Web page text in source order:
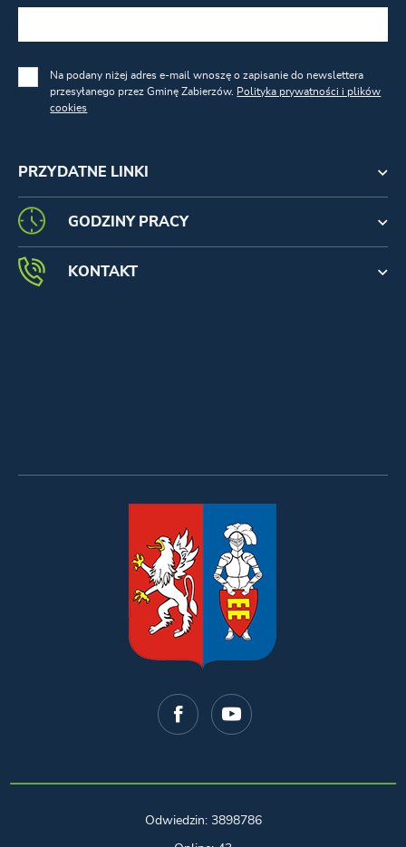
PRZYDATNE LINKI
Na podany niżej adres e-mail wnoszę o zapisanie do newslettera
przesyłanego przez Gminę Zabierzów. Polityka prywatności i plików
cookies
GODZINY PRACY
KONTAKT
Odwiedzin: 3898786